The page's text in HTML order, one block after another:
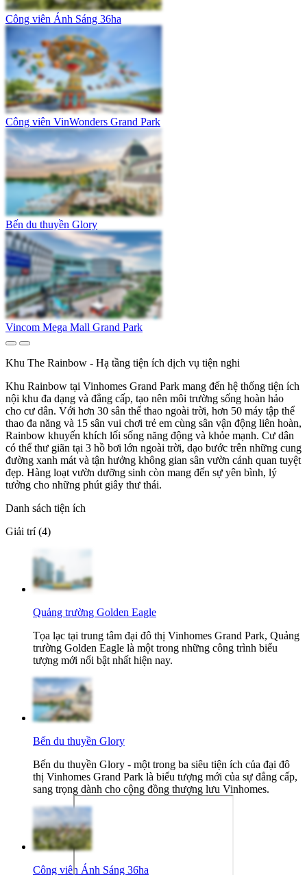
Công viên Ánh Sáng 36ha
Công viên VinWonders Grand Park
Bến du thuyền Glory
Vincom Mega Mall Grand Park
Khu The Rainbow - Hạ tầng tiện ích dịch vụ tiện nghi
Khu Rainbow tại Vinhomes Grand Park mang đến hệ thống tiện ích
nội khu đa dạng và đẳng cấp, tạo nên môi trường sống hoàn hảo
cho cư dân. Với hơn 30 sân thể thao ngoài trời, hơn 50 máy tập thể
thao đa năng và 15 sân vui chơi trẻ em cùng sân vận động liên hoàn,
Rainbow khuyến khích lối sống năng động và khỏe mạnh. Cư dân
có thể thư giãn tại 3 hồ bơi lớn ngoài trời, dạo bước trên những cung
đường xanh mát và tận hưởng không gian sân vườn cảnh quan tuyệt
đẹp. Hàng loạt vườn dưỡng sinh còn mang đến sự yên bình, lý
tưởng cho những phút giây thư thái.
Danh sách tiện ích
Giải trí (4)
Quảng trường Golden Eagle
Tọa lạc tại trung tâm đại đô thị Vinhomes Grand Park, Quảng
trường Golden Eagle là một trong những công trình biểu
tượng mới nổi bật nhất hiện nay.
Bến du thuyền Glory
Bến du thuyền Glory - một trong ba siêu tiện ích của đại đô
thị Vinhomes Grand Park là biểu tượng mới của sự đẳng cấp,
sang trọng dành cho cộng đồng thượng lưu Vinhomes.
Công viên Ánh Sáng 36ha